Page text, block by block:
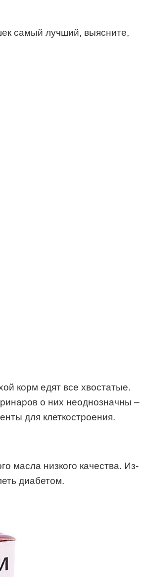
самый лучший, выясните,
корм едят все хвостатые.
о них неоднозначны –
для клеткостроения.
масла низкого качества. Из-
диабетом.